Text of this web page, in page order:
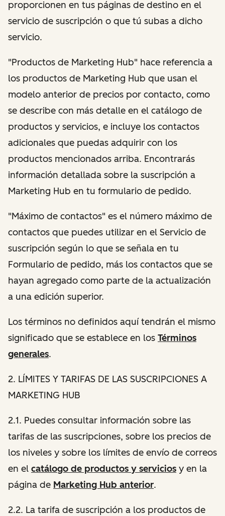
proporcionen en tus páginas de destino en el
servicio de suscripción o que tú subas a dicho
servicio.
"Productos de Marketing Hub" hace referencia a
los productos de Marketing Hub que usan el
modelo anterior de precios por contacto, como
se describe con más detalle en el catálogo de
productos y servicios, e incluye los contactos
adicionales que puedas adquirir con los
productos mencionados arriba. Encontrarás
información detallada sobre la suscripción a
Marketing Hub en tu formulario de pedido.
"Máximo de contactos" es el número máximo de
contactos que puedes utilizar en el Servicio de
suscripción según lo que se señala en tu
Formulario de pedido, más los contactos que se
hayan agregado como parte de la actualización
a una edición superior.
Los términos no definidos aquí tendrán el mismo
significado que se establece en los Términos
generales.
2. LÍMITES Y TARIFAS DE LAS SUSCRIPCIONES A
MARKETING HUB
2.1. Puedes consultar información sobre las
tarifas de las suscripciones, sobre los precios de
los niveles y sobre los límites de envío de correos
en el catálogo de productos y servicios y en la
página de Marketing Hub anterior.
2.2. La tarifa de suscripción a los productos de